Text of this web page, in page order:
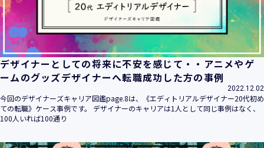
デザイナーとしての将来に不安を感じて・・アニメやゲ
ームのグッズデザイナーへ転職成功した方の事例
2022.12.02
今回のデザイナーズキャリア図鑑page.8は、《エディトリアルデザイナー20代初め
ての転職》ケース事例です。 デザイナーのキャリアは1人として同じ事例はなく、
100人いれば100通り